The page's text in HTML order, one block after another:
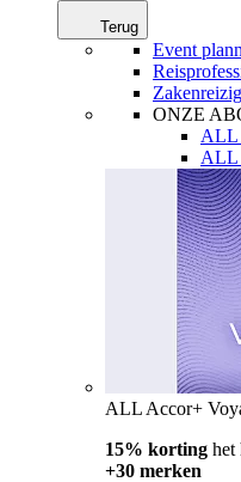
Terug
Event
ONZE
ALL
ALL
ALL Accor+
15% korting het
+30 merken